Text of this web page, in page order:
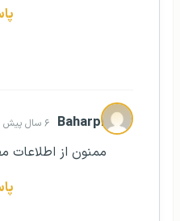
Baharpr ۶ سال پیش
ممنون از اطلاعات